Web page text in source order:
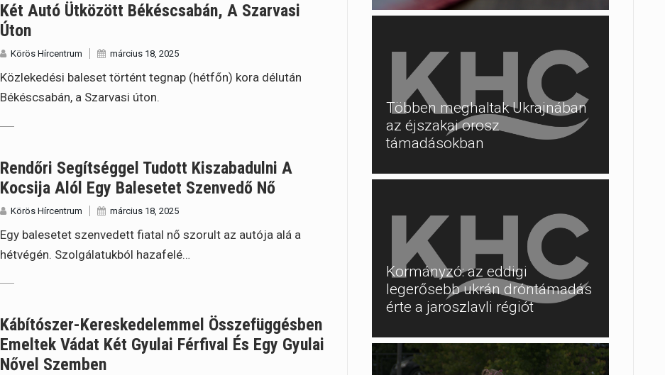
Két Autó Ütközött Békéscsabán, A Szarvasi
Úton
Körös Hírcentrum március 18, 2025
Közlekedési baleset történt tegnap (hétfőn) kora délután
Békéscsabán, a Szarvasi úton.
Rendőri Segítséggel Tudott Kiszabadulni A
Kocsija Alól Egy Balesetet Szenvedő Nő
Körös Hírcentrum március 18, 2025
Egy balesetet szenvedett fiatal nő szorult az autója alá a
hétvégén. Szolgálatukból hazafelé…
Kábítószer-Kereskedelemmel Összefüggésben
Emeltek Vádat Két Gyulai Férfival És Egy Gyulai
Nővel Szemben
Többen meghaltak Ukrajnában
az éjszakai orosz
támadásokban
Kormányzó: az eddigi
legerősebb ukrán dróntámadás
érte a jaroszlavli régiót